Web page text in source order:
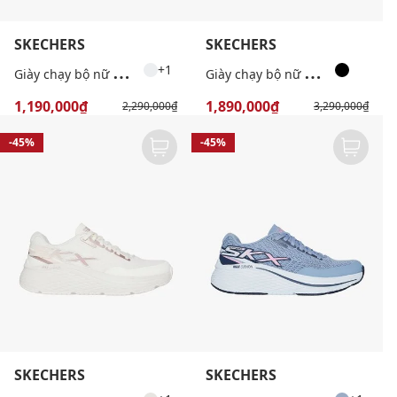
SKECHERS
G
iày chạy bộ nữ GOrun Max Cushioning Endeavour +1
1,190,000₫ 2,290,000₫
SKECHERS
G
iày chạy bộ nữ Max Cushioning Arch Fit 2.0
1,890,000₫ 3,290,000₫
-45%
SKECHERS
-45%
SKECHERS